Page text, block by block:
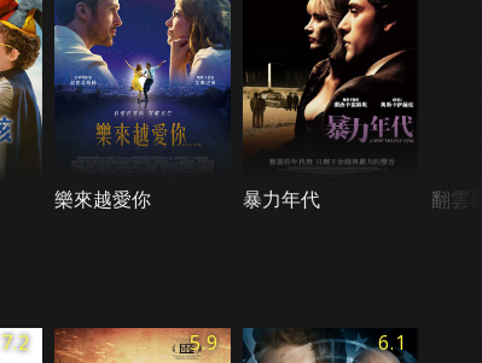
樂來越愛你 暴力年代 翻雲
7.2 5.9 6.1